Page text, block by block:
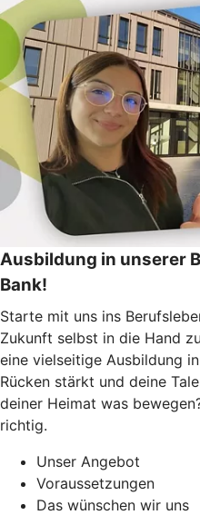
Ausbildung in unserer
Bank!
Starte mit uns ins
Zukunft selbst in die Hand
eine vielseitige Ausbildung
Rücken stärkt und deine
deiner Heimat was
richtig.
Unser Angebot
Voraussetzungen
Das wünschen wir uns